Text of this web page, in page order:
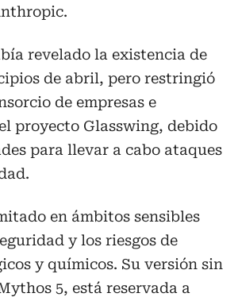
revelado la existencia de
de abril, pero restringió
de empresas e
proyecto Glasswing, debido
para llevar a cabo ataques
en ámbitos sensibles
y los riesgos de
y químicos. Su versión sin
5, está reservada a